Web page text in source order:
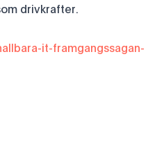
drivkrafter.
it-framgangssagan-